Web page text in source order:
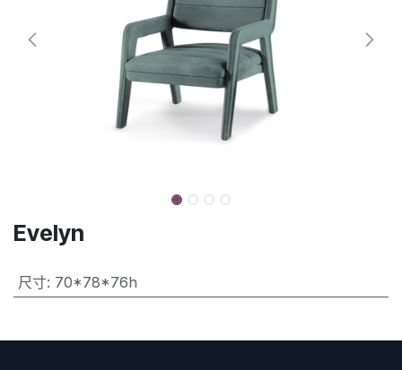
Evelyn
尺寸: 70*78*76h